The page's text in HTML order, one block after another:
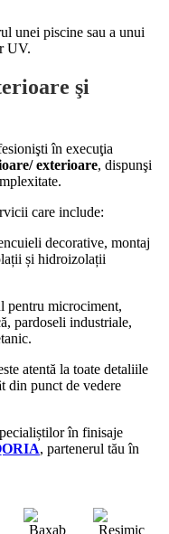
unei piscine sau a unui
UV.
şi
în execuţia
exterioare, dispunşi
care include:
decorative, montaj
și hidroizolații
pentru microciment,
pardoseli industriale,
atentă la toate detaliile
din punct de vedere
în finisaje
, partenerul tău în